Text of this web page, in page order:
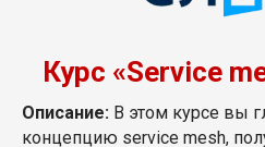
Курс «Service
Описание: В этом курсе вы
концепцию service mesh,